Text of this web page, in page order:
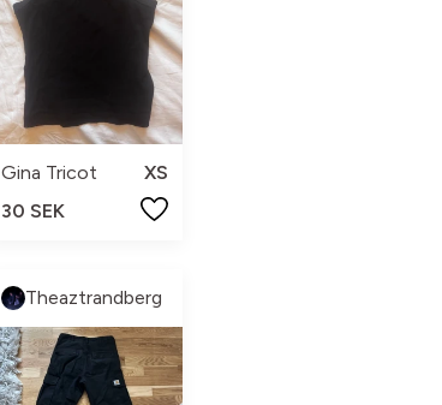
Gina Tricot
XS
30 SEK
Theaztrandberg